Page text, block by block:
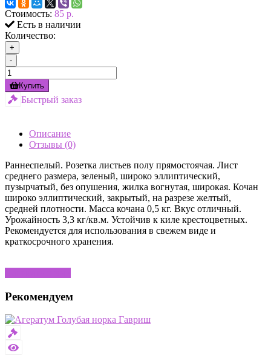
Стоимость: 85 р.
Есть в наличии
Количество:
+
-
Купить
Быстрый заказ
Описание
Отзывы (0)
Раннеспелый. Розетка листьев полу прямостоячая. Лист
среднего размера, зеленый, широко эллиптический,
пузырчатый, без опушения, жилка вогнутая, широкая. Кочан
широко эллиптический, закрытый, на разрезе желтый,
средней плотности. Масса кочана 0,5 кг. Вкус отличный.
Урожайность 3,3 кг/кв.м. Устойчив к киле крестоцветных.
Рекомендуется для использования в свежем виде и
краткосрочного хранения.
Рекомендуем